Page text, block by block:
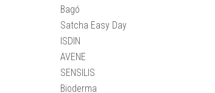
Bagó
Satcha Easy Day
ISDIN
AVENE
SENSILIS
Bioderma